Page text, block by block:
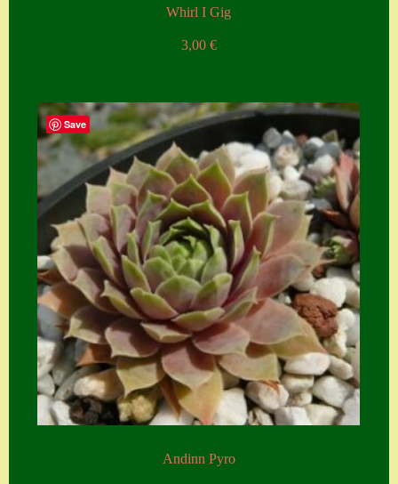
Whirl I Gig
3,00 €
Save
Andinn Pyro